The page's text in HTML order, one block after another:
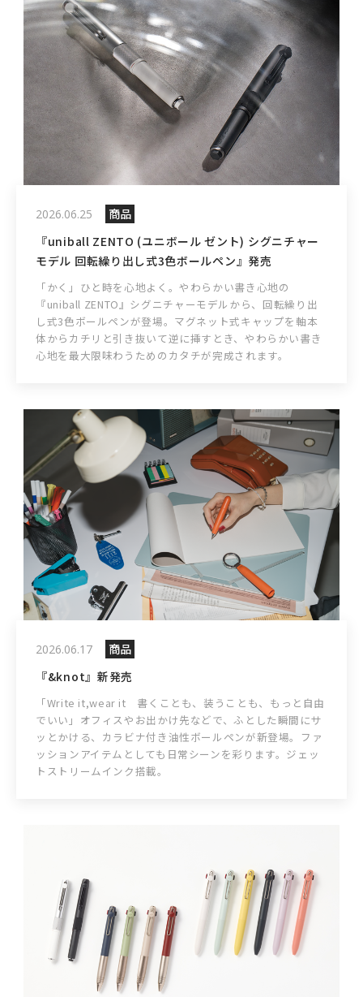
2026.06.25
商品
『uniball ZENTO (ユニボール ゼント) シグニチャー
モデル 回転繰り出し式3色ボールペン』発売
「かく」ひと時を心地よく。やわらかい書き心地の
『uniball ZENTO』シグニチャーモデルから、回転繰り出
し式3色ボールペンが登場。マグネット式キャップを軸本
体からカチリと引き抜いて逆に挿すとき、やわらかい書き
心地を最大限味わうためのカタチが完成されます。
2026.06.17
商品
『&knot』新発売
「Write it,wear it 書くことも、装うことも、もっと自由
でいい」オフィスやお出かけ先などで、ふとした瞬間にサ
ッとかける、カラビナ付き油性ボールペンが新登場。ファ
ッションアイテムとしても日常シーンを彩ります。ジェッ
トストリームインク搭載。